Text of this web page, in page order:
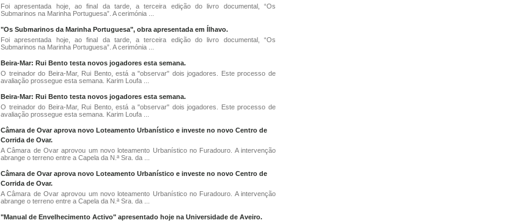
Foi apresentada hoje, ao final da tarde, a terceira edição do livro documental, “Os
Submarinos na Marinha Portuguesa”. A cerimónia ...
"Os Submarinos da Marinha Portuguesa", obra apresentada em Ílhavo.
Foi apresentada hoje, ao final da tarde, a terceira edição do livro documental, “Os
Submarinos na Marinha Portuguesa”. A cerimónia ...
Beira-Mar: Rui Bento testa novos jogadores esta semana.
O treinador do Beira-Mar, Rui Bento, está a "observar" dois jogadores. Este processo de
avaliação prossegue esta semana. Karim Loufa ...
Beira-Mar: Rui Bento testa novos jogadores esta semana.
O treinador do Beira-Mar, Rui Bento, está a "observar" dois jogadores. Este processo de
avaliação prossegue esta semana. Karim Loufa ...
Câmara de Ovar aprova novo Loteamento Urbanístico e investe no novo Centro de
Corrida de Ovar.
A Câmara de Ovar aprovou um novo loteamento Urbanístico no Furadouro. A intervenção
abrange o terreno entre a Capela da N.ª Sra. da ...
Câmara de Ovar aprova novo Loteamento Urbanístico e investe no novo Centro de
Corrida de Ovar.
A Câmara de Ovar aprovou um novo loteamento Urbanístico no Furadouro. A intervenção
abrange o terreno entre a Capela da N.ª Sra. da ...
"Manual de Envelhecimento Activo" apresentado hoje na Universidade de Aveiro.